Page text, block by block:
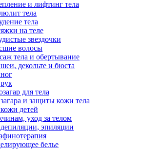
и лифтинг тела
тела
тела
на теле
звездочки
волосы
тела и обертывание
декольте и бюста
для тела
и защиты кожи тела
детей
уход за телом
эпиляции
белье